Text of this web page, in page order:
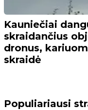
Kauniečiai
skraidančius
dronus,
skraidė
Populiariausi